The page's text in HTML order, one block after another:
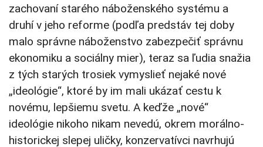
zachovaní starého náboženského systému a
druhí v jeho reforme (podľa predstáv tej doby
malo správne náboženstvo zabezpečiť správnu
ekonomiku a sociálny mier), teraz sa ľudia snažia
z tých starých trosiek vymyslieť nejaké nové
„ideológie“, ktoré by im mali ukázať cestu k
novému, lepšiemu svetu. A keďže „nové“
ideológie nikoho nikam nevedú, okrem morálno-
historickej slepej uličky, konzervatívci navrhujú